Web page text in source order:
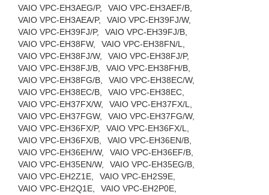
VAIO VPC-EH3AEG/P,
VAIO VPC-EH3AEF/B,
VAIO VPC-EH3AEA/P,
VAIO VPC-EH39FJ/W,
VAIO VPC-EH39FJ/P,
VAIO VPC-EH39FJ/B,
VAIO VPC-EH38FW,
VAIO VPC-EH38FN/L,
VAIO VPC-EH38FJ/W,
VAIO VPC-EH38FJ/P,
VAIO VPC-EH38FJ/B,
VAIO VPC-EH38FH/B,
VAIO VPC-EH38FG/B,
VAIO VPC-EH38EC/W,
VAIO VPC-EH38EC/B,
VAIO VPC-EH38EC,
VAIO VPC-EH37FX/W,
VAIO VPC-EH37FX/L,
VAIO VPC-EH37FGW,
VAIO VPC-EH37FG/W,
VAIO VPC-EH36FX/P,
VAIO VPC-EH36FX/L,
VAIO VPC-EH36FX/B,
VAIO VPC-EH36EN/B,
VAIO VPC-EH36EH/W,
VAIO VPC-EH36EF/B,
VAIO VPC-EH35EN/W,
VAIO VPC-EH35EG/B,
VAIO VPC-EH2Z1E,
VAIO VPC-EH2S9E,
VAIO VPC-EH2Q1E,
VAIO VPC-EH2P0E,